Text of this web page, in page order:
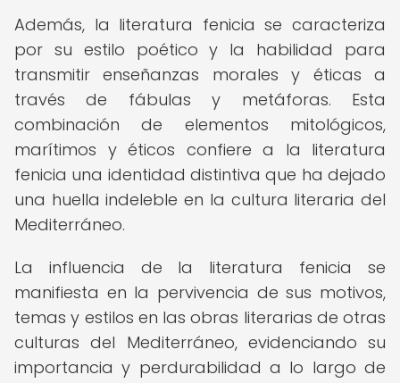
Además, la literatura fenicia se caracteriza
por su estilo poético y la habilidad para
transmitir enseñanzas morales y éticas a
través de fábulas y metáforas. Esta
combinación de elementos mitológicos,
marítimos y éticos confiere a la literatura
fenicia una identidad distintiva que ha dejado
una huella indeleble en la cultura literaria del
Mediterráneo.
La influencia de la literatura fenicia se
manifiesta en la pervivencia de sus motivos,
temas y estilos en las obras literarias de otras
culturas del Mediterráneo, evidenciando su
importancia y perdurabilidad a lo largo de